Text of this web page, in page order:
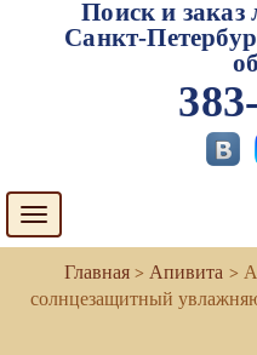
Поиск и заказ
Санкт-
Toggle
navigation
Апивита
солнцезащитный